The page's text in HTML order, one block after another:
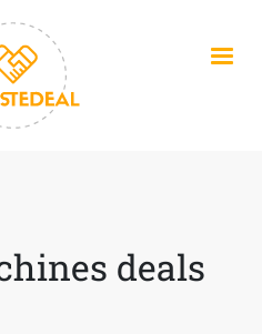
deals